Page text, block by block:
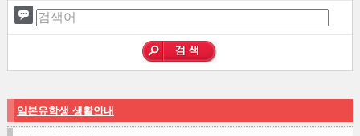
일본유학생 생활안내